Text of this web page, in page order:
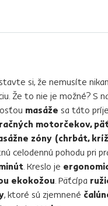
si, že nemusíte
Že to nie je možné? S
masáže sa táto
motorčekov,
zóny (chrbát,
celodennú pohodu pri
. Kreslo je
ekokožou . Päťcípa
, ktoré sú zjemnené